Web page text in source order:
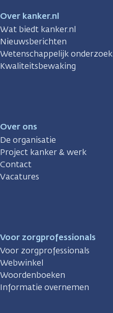
Over kanker.nl
Wat biedt kanker.nl
Nieuwsberichten
Wetenschappelijk onderzoek
Kwaliteitsbewaking
Over ons
De organisatie
Project kanker & werk
Contact
Vacatures
Voor zorgprofessionals
Voor zorgprofessionals
Webwinkel
Woordenboeken
Informatie overnemen